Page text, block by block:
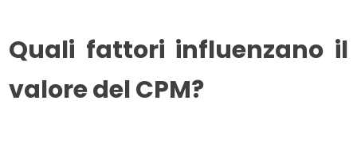
Quali fattori influenzano il
valore del CPM?